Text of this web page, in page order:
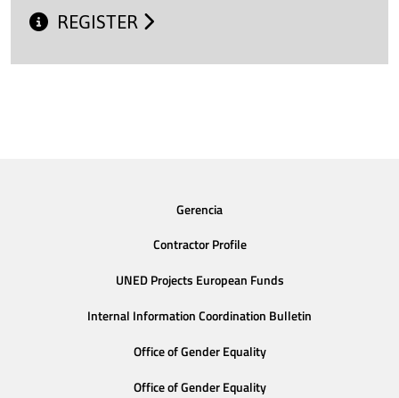
REGISTER
Gerencia
Contractor Profile
UNED Projects European Funds
Internal Information Coordination Bulletin
Office of Gender Equality
Office of Gender Equality